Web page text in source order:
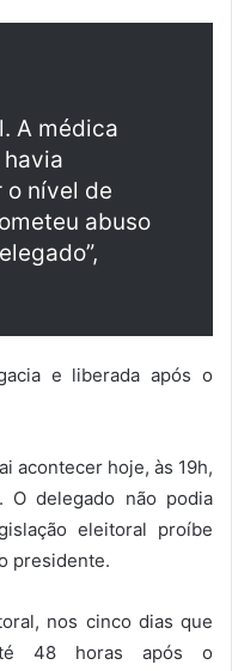
A médica
o nível de
abuso
e liberada após o
acontecer hoje, às 19h,
O delegado não podia
eleitoral proíbe
presidente.
nos cinco dias que
48 horas após o